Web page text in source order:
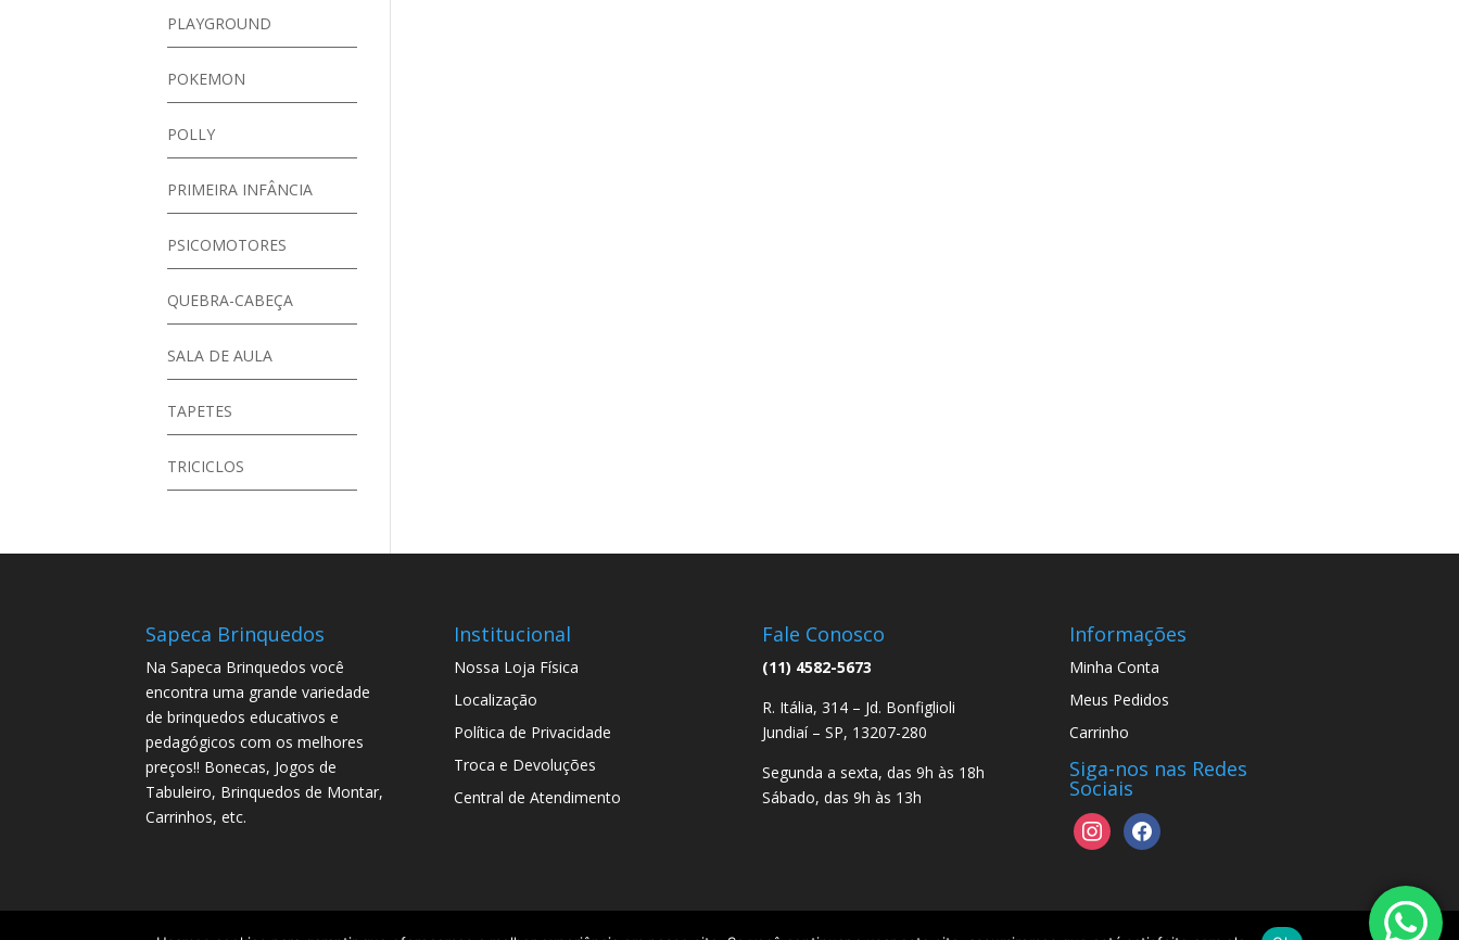
PLAYGROUND
POKEMON
POLLY
PRIMEIRA INFÂNCIA
PSICOMOTORES
QUEBRA-CABEÇA
SALA DE AULA
TAPETES
TRICICLOS
Sapeca Brinquedos
Na Sapeca Brinquedos você
encontra uma grande variedade
de brinquedos educativos e
pedagógicos com os melhores
preços!! Bonecas, Jogos de
Tabuleiro, Brinquedos de Montar,
Carrinhos, etc.
Institucional
Nossa Loja Física
Localização
Política de Privacidade
Troca e Devoluções
Central de Atendimento
Fale Conosco
(11) 4582-5673
R. Itália, 314 – Jd. Bonfiglioli
Jundiaí – SP, 13207-280
Segunda a sexta, das 9h às 18h
Sábado, das 9h às 13h
Informações
Minha Conta
Meus Pedidos
Carrinho
Siga-nos nas Redes
Sociais
instagramfacebook